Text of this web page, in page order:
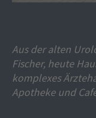
Aus der alten
Fischer, heute
komplexes
Apotheke und